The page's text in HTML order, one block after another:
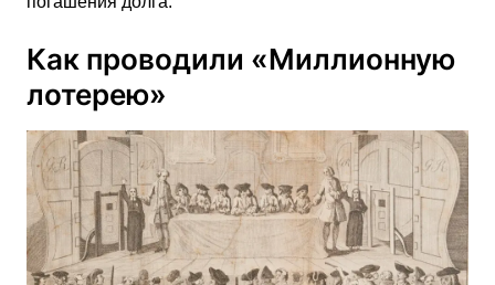
Как проводили «Миллионную
лотерею»